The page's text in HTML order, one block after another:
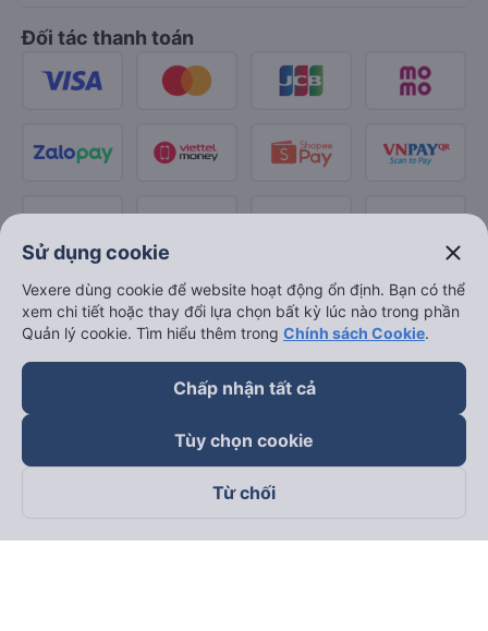
Đối tác thanh toán
Theo dõi chúng tôi trên
Sử dụng cookie close
Vexere dùng cookie để website hoạt động ổn định. Bạn có thể
xem chi tiết hoặc thay đổi lựa chọn bất kỳ lúc nào trong phần
Quản lý cookie. Tìm hiểu thêm trong Chính sách Cookie.
Chấp nhận tất cả
Tùy chọn cookie
Từ chối